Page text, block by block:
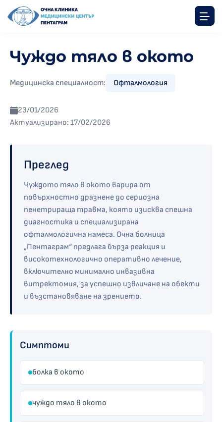
Чуждо тяло в окото
Медицинска специалност: Офталмология
23/01/2026
Актуализирано: 17/02/2026
Преглед
Чуждото тяло в окото варира от
повърхностно дразнене до сериозна
пенетрираща травма, която изисква спешна
диагностика и специализирана
офталмологична намеса. Очна болница
„Пентаграм“ предлага бърза реакция и
високотехнологично оперативно лечение,
включително минимално инвазивна
витректомия, за успешно извличане на обекти
и възстановяване на зрението.
Симптоми
болка в окото
чуждо тяло в окото